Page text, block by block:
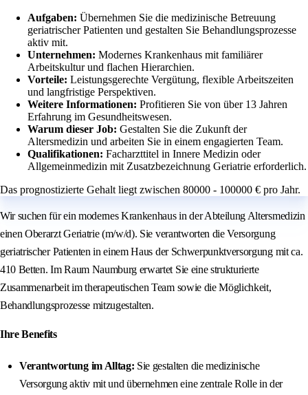
Aufgaben: Übernehmen Sie die medizinische Betreuung
geriatrischer Patienten und gestalten Sie Behandlungsprozesse
aktiv mit.
Unternehmen: Modernes Krankenhaus mit familiärer
Arbeitskultur und flachen Hierarchien.
Vorteile: Leistungsgerechte Vergütung, flexible Arbeitszeiten
und langfristige Perspektiven.
Weitere Informationen: Profitieren Sie von über 13 Jahren
Erfahrung im Gesundheitswesen.
Warum dieser Job: Gestalten Sie die Zukunft der
Altersmedizin und arbeiten Sie in einem engagierten Team.
Qualifikationen: Facharzttitel in Innere Medizin oder
Allgemeinmedizin mit Zusatzbezeichnung Geriatrie erforderlich.
Das prognostizierte Gehalt liegt zwischen 80000 - 100000 € pro Jahr.
Wir suchen für ein modernes Krankenhaus in der Abteilung Altersmedizin
einen Oberarzt Geriatrie (m/w/d). Sie verantworten die Versorgung
geriatrischer Patienten in einem Haus der Schwerpunktversorgung mit ca.
410 Betten. Im Raum Naumburg erwartet Sie eine strukturierte
Zusammenarbeit im therapeutischen Team sowie die Möglichkeit,
Behandlungsprozesse mitzugestalten.
Ihre Benefits
Verantwortung im Alltag: Sie gestalten die medizinische
Versorgung aktiv mit und übernehmen eine zentrale Rolle in der